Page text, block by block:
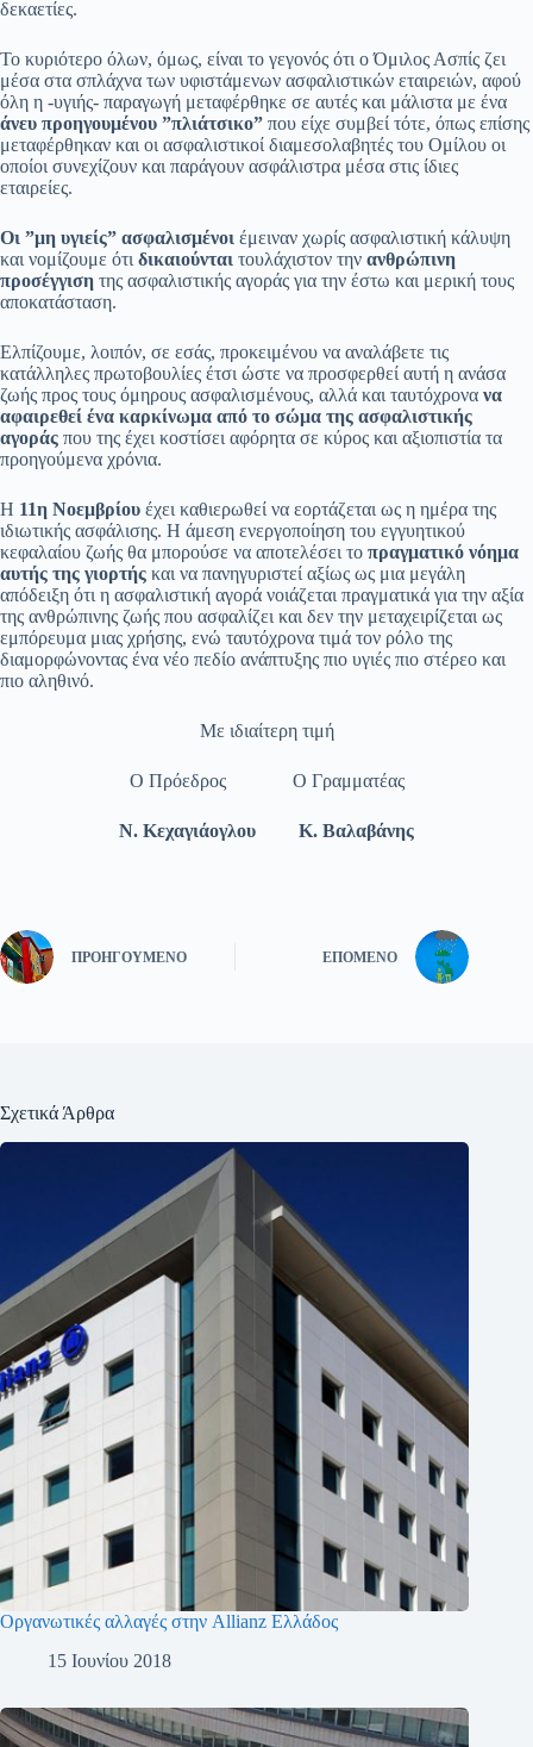
δεκαετίες.
Το κυριότερο όλων, όμως, είναι το γεγονός ότι ο Όμιλος Ασπίς ζει
μέσα στα σπλάχνα των υφιστάμενων ασφαλιστικών εταιρειών, αφού
όλη η -υγιής- παραγωγή μεταφέρθηκε σε αυτές και μάλιστα με ένα
άνευ προηγουμένου ”πλιάτσικο” που είχε συμβεί τότε, όπως επίσης
μεταφέρθηκαν και οι ασφαλιστικοί διαμεσολαβητές του Ομίλου οι
οποίοι συνεχίζουν και παράγουν ασφάλιστρα μέσα στις ίδιες
εταιρείες.
Οι ”μη υγιείς” ασφαλισμένοι έμειναν χωρίς ασφαλιστική κάλυψη
και νομίζουμε ότι δικαιούνται τουλάχιστον την ανθρώπινη
προσέγγιση της ασφαλιστικής αγοράς για την έστω και μερική τους
αποκατάσταση.
Ελπίζουμε, λοιπόν, σε εσάς, προκειμένου να αναλάβετε τις
κατάλληλες πρωτοβουλίες έτσι ώστε να προσφερθεί αυτή η ανάσα
ζωής προς τους όμηρους ασφαλισμένους, αλλά και ταυτόχρονα να
αφαιρεθεί ένα καρκίνωμα από το σώμα της ασφαλιστικής
αγοράς που της έχει κοστίσει αφόρητα σε κύρος και αξιοπιστία τα
προηγούμενα χρόνια.
Η 11η Νοεμβρίου έχει καθιερωθεί να εορτάζεται ως η ημέρα της
ιδιωτικής ασφάλισης. Η άμεση ενεργοποίηση του εγγυητικού
κεφαλαίου ζωής θα μπορούσε να αποτελέσει το πραγματικό νόημα
αυτής της γιορτής και να πανηγυριστεί αξίως ως μια μεγάλη
απόδειξη ότι η ασφαλιστική αγορά νοιάζεται πραγματικά για την αξία
της ανθρώπινης ζωής που ασφαλίζει και δεν την μεταχειρίζεται ως
εμπόρευμα μιας χρήσης, ενώ ταυτόχρονα τιμά τον ρόλο της
διαμορφώνοντας ένα νέο πεδίο ανάπτυξης πιο υγιές πιο στέρεο και
πιο αληθινό.
Με ιδιαίτερη τιμή
Ο Πρόεδρος Ο Γραμματέας
Ν. Κεχαγιάογλου Κ. Βαλαβάνης
ΠΡΟΗΓΟΎΜΕΝΟ ΕΠΌΜΕΝΟ
Σχετικά Άρθρα
Οργανωτικές αλλαγές στην Allianz Ελλάδος
15 Ιουνίου 2018